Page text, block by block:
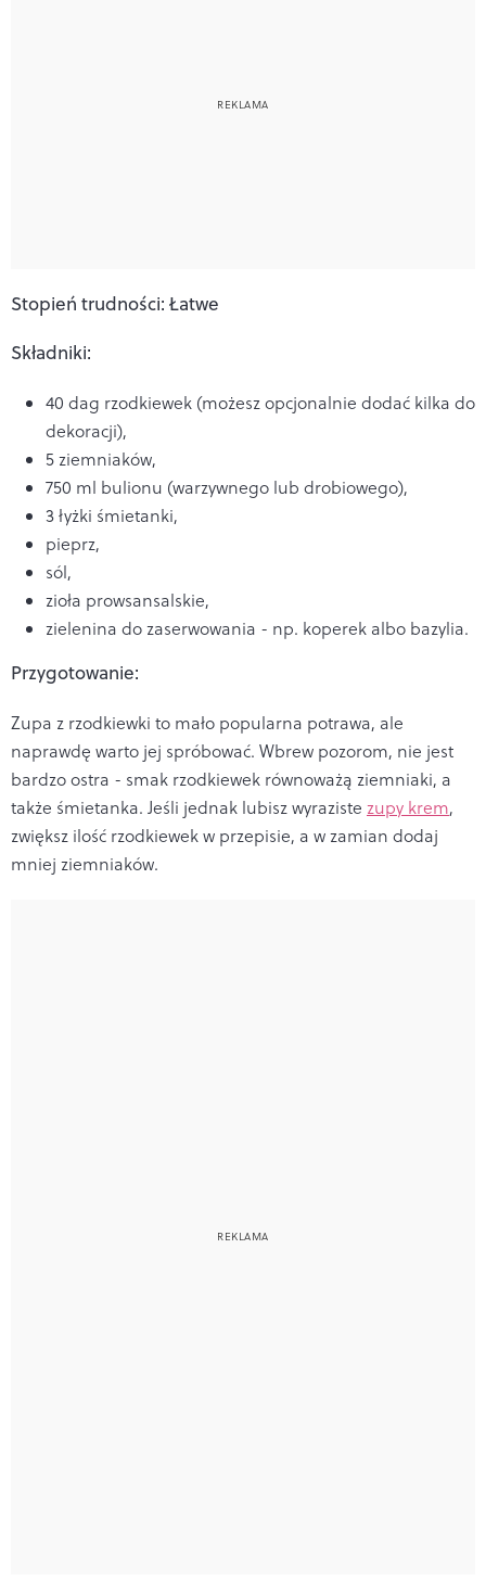
Stopień trudności: Łatwe
Składniki:
40 dag rzodkiewek (możesz opcjonalnie dodać kilka do
dekoracji),
5 ziemniaków,
750 ml bulionu (warzywnego lub drobiowego),
3 łyżki śmietanki,
pieprz,
sól,
zioła prowsansalskie,
zielenina do zaserwowania - np. koperek albo bazylia.
Przygotowanie:
Zupa z rzodkiewki to mało popularna potrawa, ale
naprawdę warto jej spróbować. Wbrew pozorom, nie jest
bardzo ostra - smak rzodkiewek równoważą ziemniaki, a
także śmietanka. Jeśli jednak lubisz wyraziste zupy krem,
zwiększ ilość rzodkiewek w przepisie, a w zamian dodaj
mniej ziemniaków.